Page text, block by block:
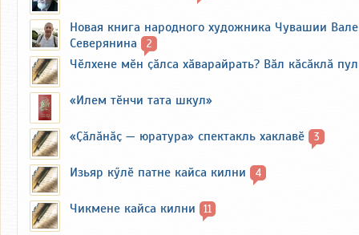
Новая книга народного художника Чувашии
Северянина
2
Чӗлхене мӗн ҫӑлса хӑварайрать? Вӑл кӑсӑклӑ
«Илем тӗнчи тата шкул»
«Ҫӑлӑнӑҫ — юратура» спектакль хаклавӗ 3
Изьяр кӳлӗ патне кайса килни 4
Чикмене кайса килни 11